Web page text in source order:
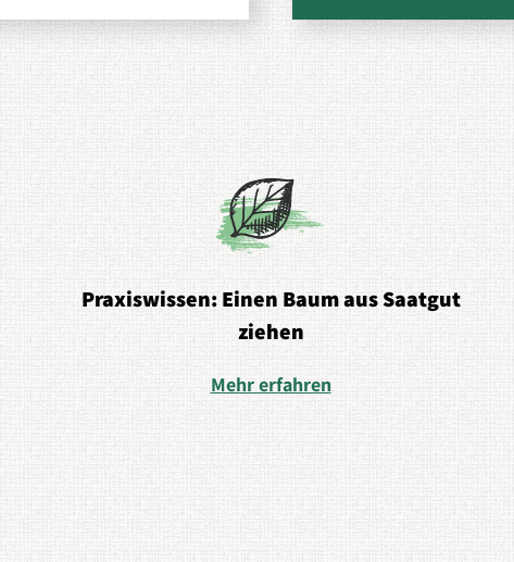
Praxiswissen: Einen Baum aus Saatgut
ziehen
Mehr erfahren